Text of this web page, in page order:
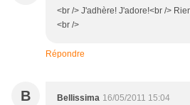
<br /> J'adhère! J'adore!<br />
<br />
Répondre
B Bellissima 16/05/2011 15:04